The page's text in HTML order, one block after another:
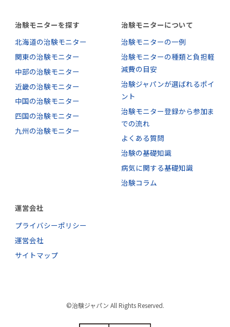
治験モニターを探す
北海道の治験モニター
関東の治験モニター
中部の治験モニター
近畿の治験モニター
中国の治験モニター
四国の治験モニター
九州の治験モニター
治験モニターについて
治験モニターの一例
治験モニターの種類と負担軽
減費の目安
治験ジャパンが選ばれるポイ
ント
治験モニター登録から参加ま
での流れ
よくある質問
治験の基礎知識
病気に関する基礎知識
治験コラム
運営会社
プライバシーポリシー
運営会社
サイトマップ
©治験ジャパン All Rights Reserved.